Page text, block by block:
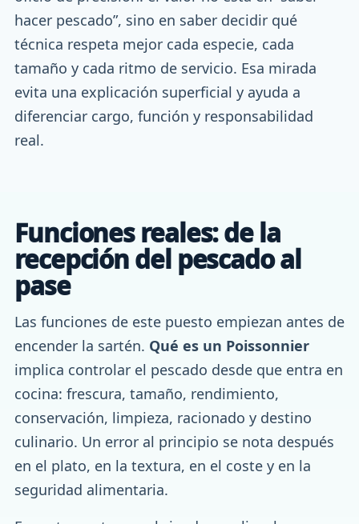
hacer pescado”, sino en saber decidir qué
técnica respeta mejor cada especie, cada
tamaño y cada ritmo de servicio. Esa mirada
evita una explicación superficial y ayuda a
diferenciar cargo, función y responsabilidad
real.
Funciones reales: de la
recepción del pescado al
pase
Las funciones de este puesto empiezan antes de
encender la sartén. Qué es un Poissonnier
implica controlar el pescado desde que entra en
cocina: frescura, tamaño, rendimiento,
conservación, limpieza, racionado y destino
culinario. Un error al principio se nota después
en el plato, en la textura, en el coste y en la
seguridad alimentaria.